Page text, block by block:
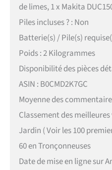
de limes, 1 x Makita
Piles incluses ? : Non
Batterie(s) / Pile(s)
Poids : 2 Kilogrammes
Disponibilité des pièces
ASIN : B0CMD2K7GC
Moyenne des
Classement des meilleures
Jardin ( Voir les 100
60 en Tronçonneuses
Date de mise en ligne sur